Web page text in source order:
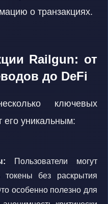
о транзакциях.
Railgun: от
до DeFi
ключевых
уникальным:
Пользователи могут
токены без раскрытия
особенно полезно для